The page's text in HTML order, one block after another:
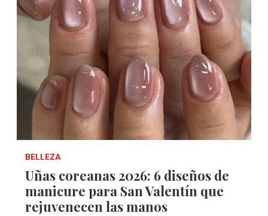
BELLEZA
Uñas coreanas 2026: 6 diseños de
manicure para San Valentín que
rejuvenecen las manos